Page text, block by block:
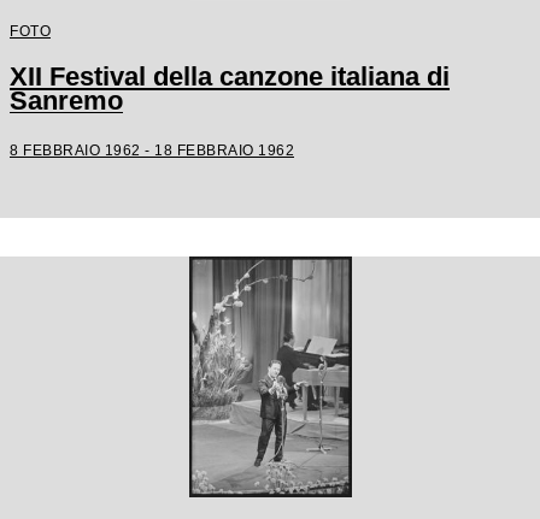
FOTO
XII Festival della canzone italiana di
Sanremo
8 FEBBRAIO 1962 - 18 FEBBRAIO 1962